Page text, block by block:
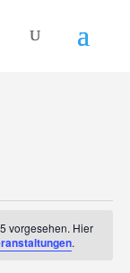
vorgesehen. Hier
.